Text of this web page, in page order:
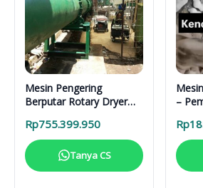
Mesin Pengering
Berputar Rotary Dryer
Rp755.399.950
Tanya CS
–
Rp